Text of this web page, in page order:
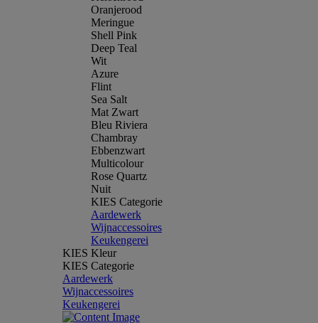
Oranjerood
Meringue
Shell Pink
Deep Teal
Wit
Azure
Flint
Sea Salt
Mat Zwart
Bleu Riviera
Chambray
Ebbenzwart
Multicolour
Rose Quartz
Nuit
KIES Categorie
Aardewerk
Wijnaccessoires
Keukengerei
KIES Kleur
KIES Categorie
Aardewerk
Wijnaccessoires
Keukengerei